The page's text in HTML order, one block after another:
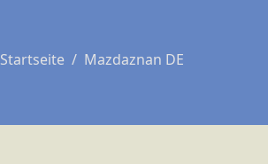
Startseite
Mazdaznan DE